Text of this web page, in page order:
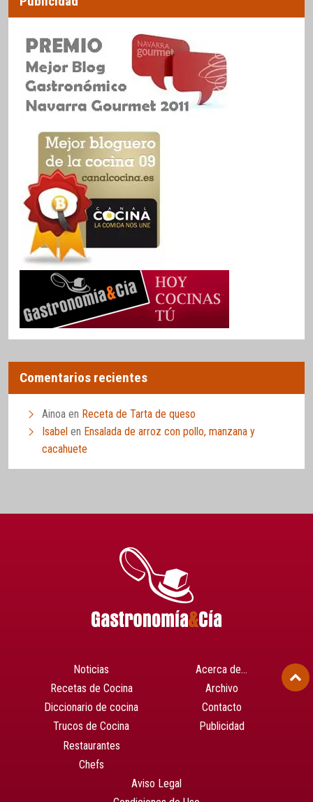
Comentarios recientes
Ainoa en Receta de Tarta de queso
Isabel en Ensalada de arroz con pollo, manzana y
cacahuete
Noticias
Recetas de Cocina
Diccionario de cocina
Trucos de Cocina
Restaurantes
Chefs
Acerca de…
Archivo
Contacto
Publicidad
Aviso Legal